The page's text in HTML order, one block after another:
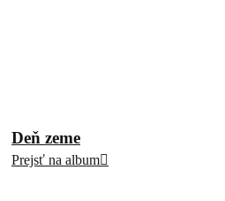
Deň zeme
Prejsť na album